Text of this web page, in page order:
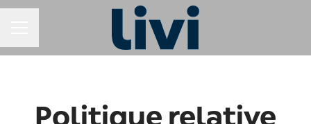
Politique relative